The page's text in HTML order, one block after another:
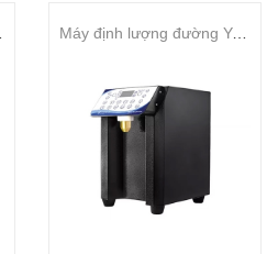
sản phẩm MÁY
ĐƯỜNG SỮA
UBS-26:
Máy định lượng đường Yubann 16A